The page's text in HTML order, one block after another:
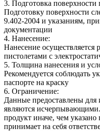
3. Подготовка
Подготовку поверхности
9.402-2004 и указаниям,
документации
4. Нанесение:
Нанесение
пистолетами с
5. Толщина нанесения и
Рекомендуется соблюдать
паспорте на краску
6. Ограничение:
Данные предоставлены
являются
продукт иначе, чем указано
принимает на себя